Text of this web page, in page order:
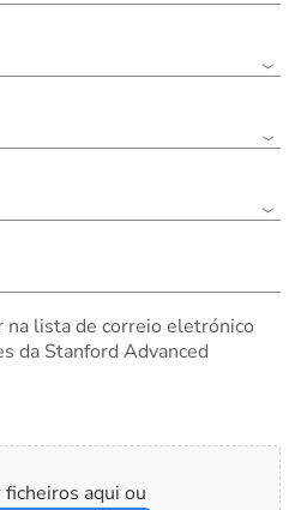
na lista de correio eletrónico
da Stanford Advanced
aqui ou